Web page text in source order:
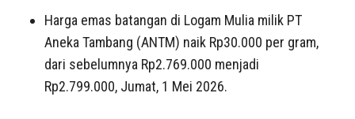
Harga emas batangan di Logam Mulia milik PT
Aneka Tambang (ANTM) naik Rp30.000 per gram,
dari sebelumnya Rp2.769.000 menjadi
Rp2.799.000, Jumat, 1 Mei 2026.